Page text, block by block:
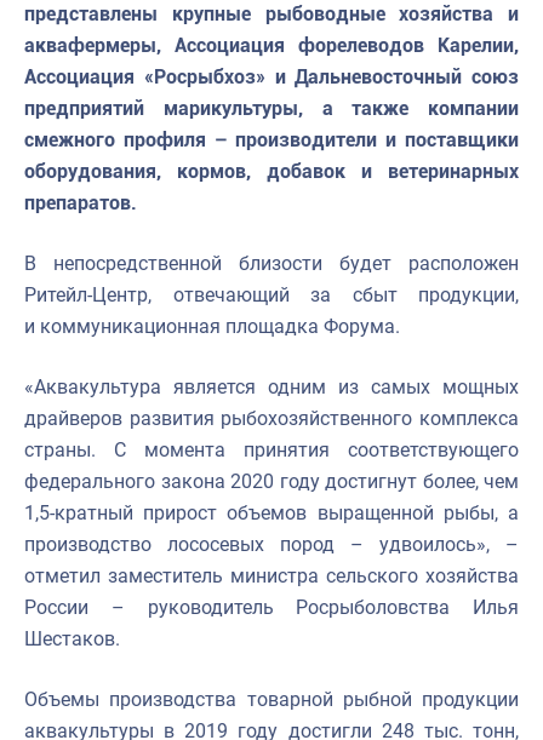
представлены крупные рыбоводные хозяйства и
аквафермеры, Ассоциация форелеводов Карелии,
Ассоциация «Росрыбхоз» и Дальневосточный союз
предприятий марикультуры, а также компании
смежного профиля – производители и поставщики
оборудования, кормов, добавок и ветеринарных
препаратов.
В непосредственной близости будет расположен
Ритейл-Центр, отвечающий за сбыт продукции,
и коммуникационная площадка Форума.
«Аквакультура является одним из самых мощных
драйверов развития рыбохозяйственного комплекса
страны. С момента принятия соответствующего
федерального закона 2020 году достигнут более, чем
1,5-кратный прирост объемов выращенной рыбы, а
производство лососевых пород – удвоилось», –
отметил заместитель министра сельского хозяйства
России – руководитель Росрыболовства Илья
Шестаков.
Объемы производства товарной рыбной продукции
аквакультуры в 2019 году достигли 248 тыс. тонн,